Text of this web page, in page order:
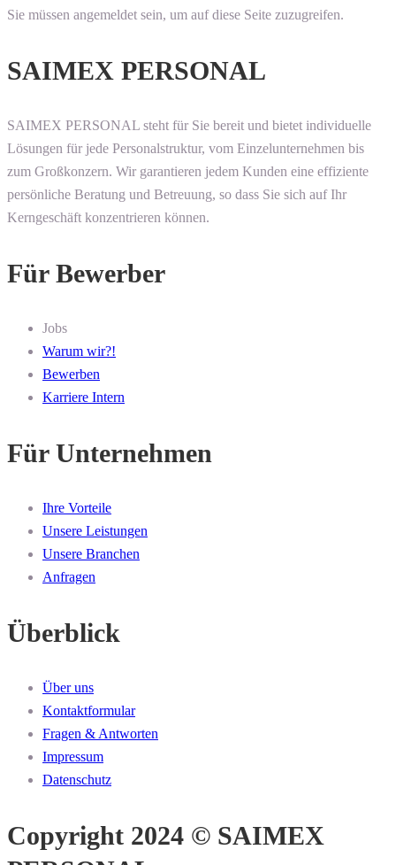
Sie müssen angemeldet sein, um auf diese Seite zuzugreifen.
SAIMEX PERSONAL
SAIMEX PERSONAL steht für Sie bereit und bietet individuelle
Lösungen für jede Personalstruktur, vom Einzelunternehmen bis
zum Großkonzern. Wir garantieren jedem Kunden eine effiziente
persönliche Beratung und Betreuung, so dass Sie sich auf Ihr
Kerngeschäft konzentrieren können.
Für Bewerber
Jobs
Warum wir?!
Bewerben
Karriere Intern
Für Unternehmen
Ihre Vorteile
Unsere Leistungen
Unsere Branchen
Anfragen
Überblick
Über uns
Kontaktformular
Fragen & Antworten
Impressum
Datenschutz
Copyright 2024 © SAIMEX